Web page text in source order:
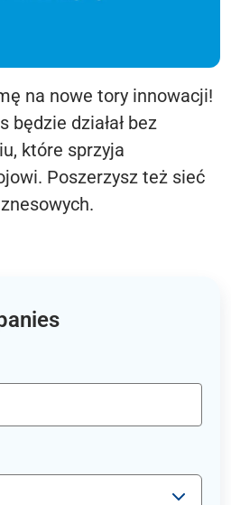
na nowe tory innowacji!
będzie działał bez
które sprzyja
Poszerzysz też sieć